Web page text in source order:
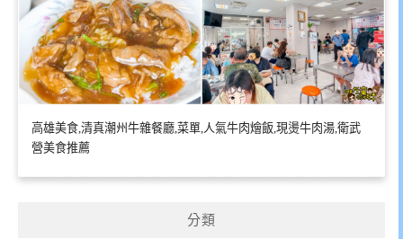
高雄美食,清真潮州牛雜餐廳,菜單,人氣牛肉燴飯,現燙牛肉湯,衛武
營美食推薦
分類